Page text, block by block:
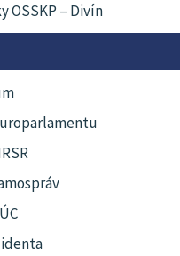
OSSKP – Divín